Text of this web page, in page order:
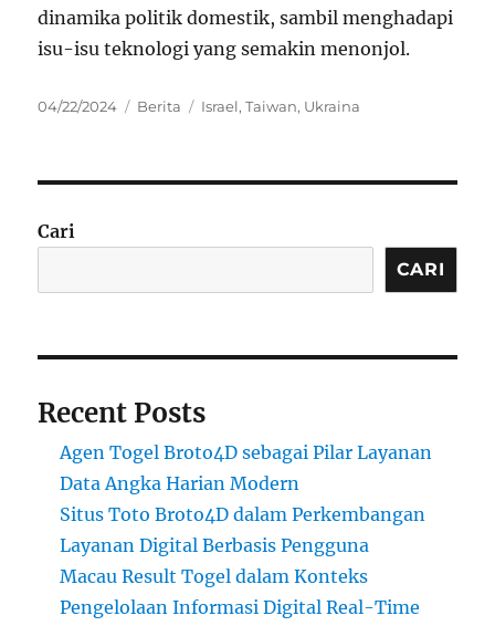
dinamika politik domestik, sambil menghadapi
isu-isu teknologi yang semakin menonjol.
Posted
04/22/2024 Categories
Berita Tags
Israel,Taiwan, Ukraina
Cari
CARI
Recent Posts
Agen Togel Broto4D sebagai Pilar Layanan
Data Angka Harian Modern
Situs Toto Broto4D dalam Perkembangan
Layanan Digital Berbasis Pengguna
Macau Result Togel dalam Konteks
Pengelolaan Informasi Digital Real-Time